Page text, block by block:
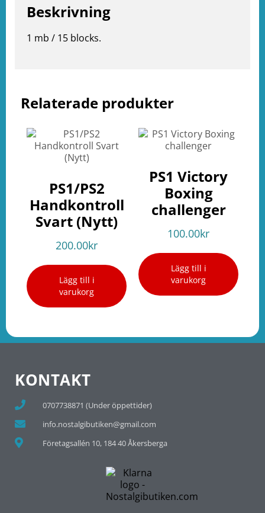
Relaterade produkter
PS1/PS2
Handkontroll
Svart (Nytt)
200.00kr
Lägg till i
varukorg
PS1 Victory
Boxing
challenger
100.00kr
Lägg till i
varukorg
Beskrivning
1 mb / 15 blocks.
KONTAKT
0707738871 (Under öppettider)
info.nostalgibutiken@gmail.com
Företagsallén 10, 184 40 Åkersberga